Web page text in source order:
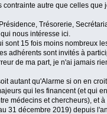
autre que celles
Trésorerie,
nous intéresse ici.
15 fois moins nombreux
adhérents sont invités à
de ma part, je n'ai jamais
autant qu'Alarme si on en
qui les financent (et qui
médecins et chercheurs),
31 décembre 2019) depuis